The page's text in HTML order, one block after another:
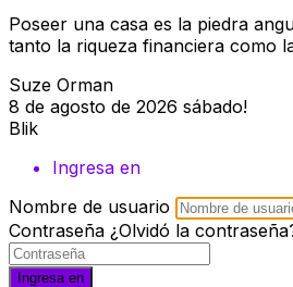
Poseer una casa es la piedra
tanto la riqueza financiera como
Suze Orman
8 de agosto de 2026 sábado!
Blik
Ingresa en
Nombre de usuario
Contraseña ¿Olvidó la
Ingresa en